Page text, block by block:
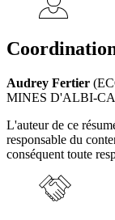
Audrey Fertier
MINES D'ALBI-
L'auteur de ce
responsable du
conséquent toute